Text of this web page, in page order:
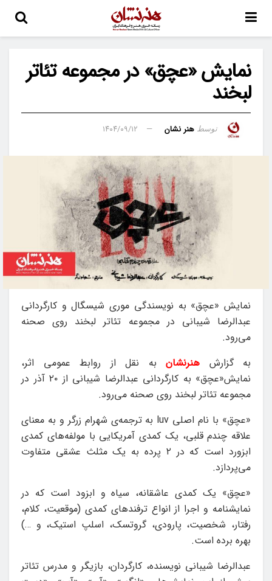
نمایش «عچق» در مجموعه تئاتر
لبخند
توسط هنر نشان ۱۴۰۴/۰۹/۱۲
نمایش «عچق» به نویسندگی موری شیسگال و کارگردانی
عبدالرضا شیبانی در مجموعه تئاتر لبخند روی صحنه
می‌رود.
به گزارش هنرنشان به نقل از روابط عمومی اثر،
نمایش«عچق» به کارگردانی عبدالرضا شیبانی از ۲۰ آذر در
مجموعه تئاتر لبخند روی صحنه می‌رود.
«عچق» با نام اصلی luv به ترجمه‌ی شهرام زرگر و به معنای
علاقه چندم قلبی، یک کمدی آمریکایی با مولفه‌های کمدی
ابزورد است که در ۲ پرده به یک مثلث عشقی متفاوت
می‌پردازد.
«عچق» یک کمدی عاشقانه، سیاه و ابزود است که در
نمایشنامه و اجرا از انواع ترفندهای کمدی (موقعیت، کلام،
رفتار، شخصیت، پارودی، گروتسک، اسلپ استیک، و …)
بهره برده است.
عبدالرضا شیبانی نویسنده، کارگردان، بازیگر و مدرس تئاتر